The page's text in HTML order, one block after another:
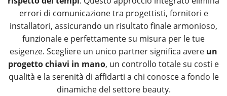
errori di comunicazione tra progettisti, fornitori e
installatori, assicurando un risultato finale armonioso,
funzionale e perfettamente su misura per le tue
esigenze. Scegliere un unico partner significa avere un
progetto chiavi in mano, un controllo totale su costi e
qualità e la serenità di affidarti a chi conosce a fondo le
dinamiche del settore beauty.